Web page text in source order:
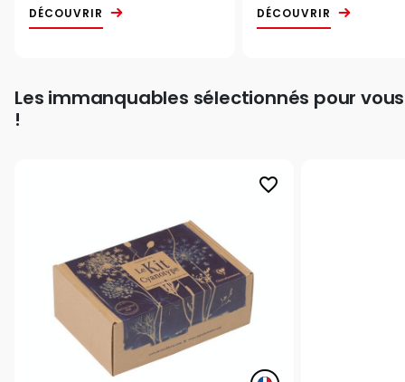
DÉCOUVRIR DÉCOUVRIR
Les immanquables sélectionnés pour vous
!
favorite_border